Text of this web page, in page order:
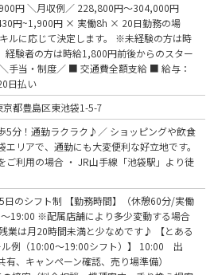
円 ＼月収例／ 228,800円～304,000円
円~1,900円 × 実働8h × 20日勤務の場
ルに応じて決定します。 ※未経験の方は時
験者の方は時給1,800円前後からのスター
手当・制度／ ■ 交通費全額支給 ■ 給与：
日払い
都豊島区東池袋1-5-7
5分！通勤ラクラク♪／ ショッピングや飲食
エリアで、通勤にも大変便利な好立地です。
利用の場合 ・ JR山手線「池袋駅」より徒
5日のシフト制 【勤務時間】（休憩60分/実働
19:00 ※配属店舗により多少変動する場合
業は月20時間未満と少なめです♪ 【とある
ル例（10:00～19:00シフト）】 10:00 出
有、キャンペーン確認、売り場準備）